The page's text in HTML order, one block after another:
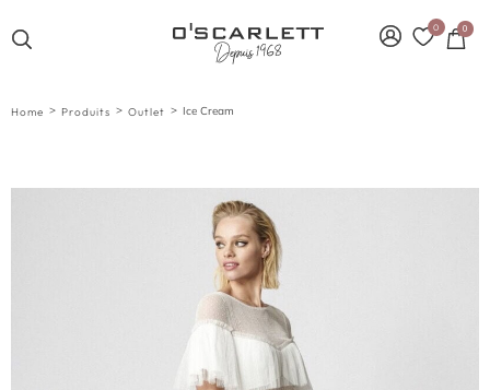
0 0
Home > Produits > Outlet > Ice Cream